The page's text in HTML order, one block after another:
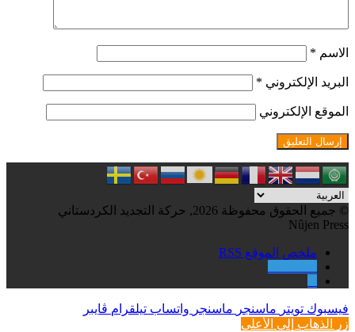
الاسم *
البريد الإلكتروني *
الموقع الإلكتروني
© جميع الحقوق محفوظة 2026, حركة التجديد الكردستاني
Nûjen Press
ملخص الموقع RSS
فيسبوك تويتر ماسنجر ماسنجر واتساب تيلقرام ڤايبر
زر الذهاب إلى الأعلى